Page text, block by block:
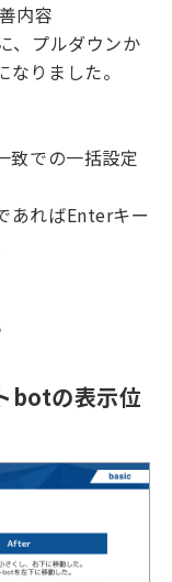
内容
、プルダウンか
りました。
致での一括設定
あればEnterキー
botの表示位